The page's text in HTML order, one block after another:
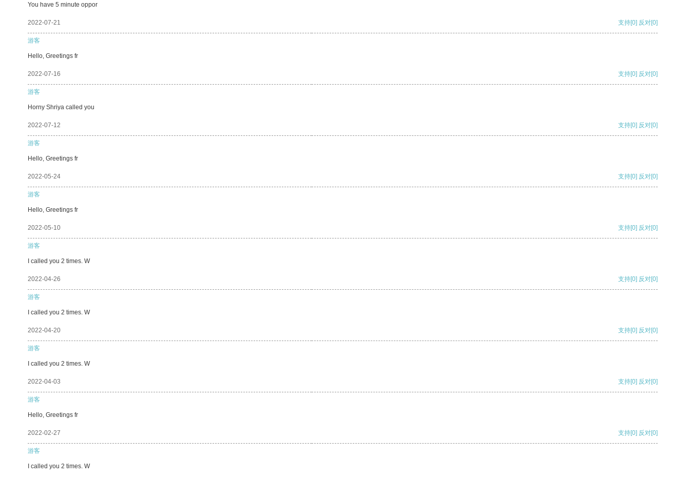
You have 5 minute oppor
2022-07-21 支持[0] 反对[0]
游客
Hello, Greetings fr
2022-07-16 支持[0] 反对[0]
游客
Horny Shriya called you
2022-07-12 支持[0] 反对[0]
游客
Hello, Greetings fr
2022-05-24 支持[0] 反对[0]
游客
Hello, Greetings fr
2022-05-10 支持[0] 反对[0]
游客
I called you 2 times. W
2022-04-26 支持[0] 反对[0]
游客
I called you 2 times. W
2022-04-20 支持[0] 反对[0]
游客
I called you 2 times. W
2022-04-03 支持[0] 反对[0]
游客
Hello, Greetings fr
2022-02-27 支持[0] 反对[0]
游客
I called you 2 times. W